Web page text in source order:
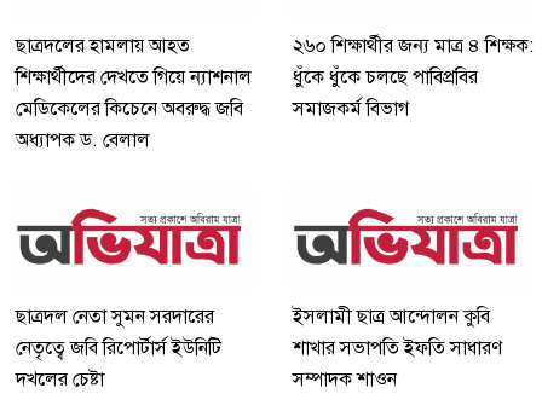
ছাত্রদলের হামলায় আহত
শিক্ষার্থীদের দেখতে গিয়ে ন্যাশনাল
মেডিকেলের কিচেনে অবরুদ্ধ জবি
অধ্যাপক ড. বেলাল
২৬০ শিক্ষার্থীর জন্য মাত্র ৪ শিক্ষক:
ধুঁকে ধুঁকে চলছে পাবিপ্রবির
সমাজকর্ম বিভাগ
ছাত্রদল নেতা সুমন সরদারের
নেতৃত্বে জবি রিপোর্টার্স ইউনিটি
দখলের চেষ্টা
ইসলামী ছাত্র আন্দোলন কুবি
শাখার সভাপতি ইফতি সাধারণ
সম্পাদক শাওন